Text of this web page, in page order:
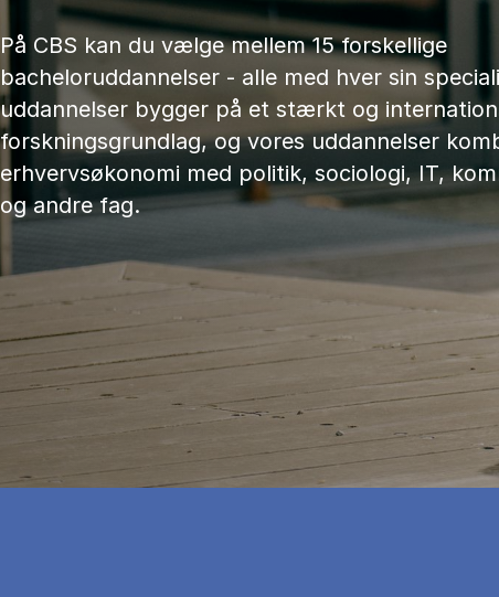
På CBS kan du vælge mellem 15 forskellige
bacheloruddannelser - alle med hver sin
uddannelser bygger på et stærkt og
forskningsgrundlag, og vores uddannelser
erhvervsøkonomi med politik, sociologi, IT,
og andre fag.